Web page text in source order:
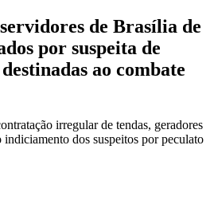
de Brasília de
por suspeita de
ao combate
irregular de tendas, geradores
dos suspeitos por peculato